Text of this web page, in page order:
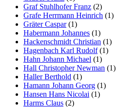
Graf Stuhlhofer Franz (2)
Grafe Herrmann Heinrich (1)
Gräter Caspar(1)
Habermann Johannes (1)
Hackenschmidt Christian (1)
Hagenbach Karl Rudolf(1)
Hahn Johann Michael (1)
Hall Christopher Newman (1)
Haller Berthold (1)
Hamann Johann Georg (1)
Hansen Hans Nicolai (1)
Harms Claus (2)